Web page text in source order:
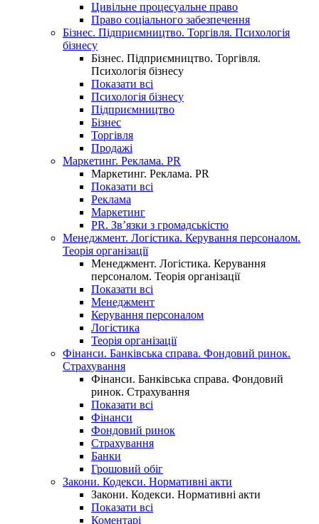
Цивільне процесуальне право
Право соціального забезпечення
Бізнес. Підприємництво. Торгівля. Психологія
бізнесу
Бізнес. Підприємництво. Торгівля.
Психологія бізнесу
Показати всі
Психологія бізнесу
Підприємництво
Бізнес
Торгівля
Продажі
Маркетинг. Реклама. PR
Маркетинг. Реклама. PR
Показати всі
Реклама
Маркетинг
PR. Зв’язки з громадськістю
Менеджмент. Логістика. Керування персоналом.
Теорія організації
Менеджмент. Логістика. Керування
персоналом. Теорія організації
Показати всі
Менеджмент
Керування персоналом
Логістика
Теорія організації
Фінанси. Банківська справа. Фондовий ринок.
Страхування
Фінанси. Банківська справа. Фондовий
ринок. Страхування
Показати всі
Фінанси
Фондовий ринок
Страхування
Банки
Грошовий обіг
Закони. Кодекси. Нормативні акти
Закони. Кодекси. Нормативні акти
Показати всі
Коментарі